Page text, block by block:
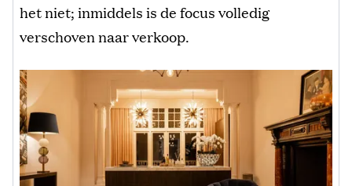
het niet; inmiddels is de focus volledig
verschoven naar verkoop.